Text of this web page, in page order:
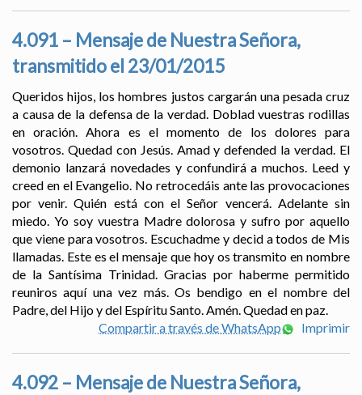
4.091 – Mensaje de Nuestra Señora,
transmitido el 23/01/2015
Queridos hijos, los hombres justos cargarán una pesada cruz
a causa de la defensa de la verdad. Doblad vuestras rodillas
en oración. Ahora es el momento de los dolores para
vosotros. Quedad con Jesús. Amad y defended la verdad. El
demonio lanzará novedades y confundirá a muchos. Leed y
creed en el Evangelio. No retrocedáis ante las provocaciones
por venir. Quién está con el Señor vencerá. Adelante sin
miedo. Yo soy vuestra Madre dolorosa y sufro por aquello
que viene para vosotros. Escuchadme y decid a todos de Mis
llamadas. Este es el mensaje que hoy os transmito en nombre
de la Santísima Trinidad. Gracias por haberme permitido
reuniros aquí una vez más. Os bendigo en el nombre del
Padre, del Hijo y del Espíritu Santo. Amén. Quedad en paz.
Compartir a través de WhatsApp
Imprimir
4.092 – Mensaje de Nuestra Señora,